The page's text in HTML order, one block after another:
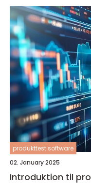
produkttest software
02. January 2025
Introduktion til